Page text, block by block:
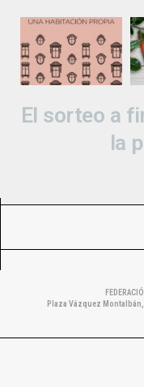
El sorteo a
la
Plaza Vázquez Montalbán,